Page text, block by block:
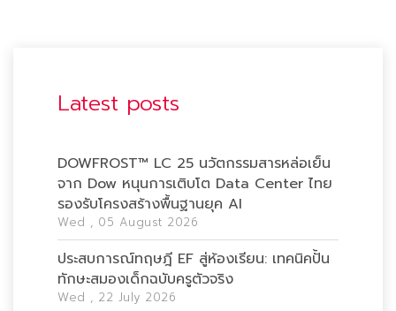
Latest posts
DOWFROST™ LC 25 นวัตกรรมสารหล่อเย็น
จาก Dow หนุนการเติบโต Data Center ไทย
รองรับโครงสร้างพื้นฐานยุค AI
Wed , 05 August 2026
ประสบการณ์ทฤษฎี EF สู่ห้องเรียน: เทคนิคปั้น
ทักษะสมองเด็กฉบับครูตัวจริง
Wed , 22 July 2026